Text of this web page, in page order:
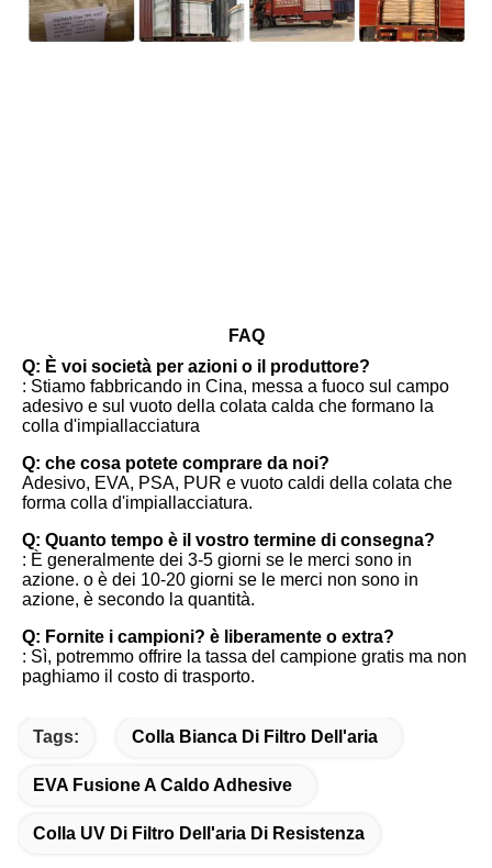
FAQ
Q: È voi società per azioni o il produttore?
: Stiamo fabbricando in Cina, messa a fuoco sul campo
adesivo e sul vuoto della colata calda che formano la
colla d'impiallacciatura
Q: che cosa potete comprare da noi?
Adesivo, EVA, PSA, PUR e vuoto caldi della colata che
forma colla d'impiallacciatura.
Q: Quanto tempo è il vostro termine di consegna?
: È generalmente dei 3-5 giorni se le merci sono in
azione. o è dei 10-20 giorni se le merci non sono in
azione, è secondo la quantità.
Q: Fornite i campioni? è liberamente o extra?
: Sì, potremmo offrire la tassa del campione gratis ma non
paghiamo il costo di trasporto.
Tags: Colla Bianca Di Filtro Dell'aria
EVA Fusione A Caldo Adhesive
Colla UV Di Filtro Dell'aria Di Resistenza